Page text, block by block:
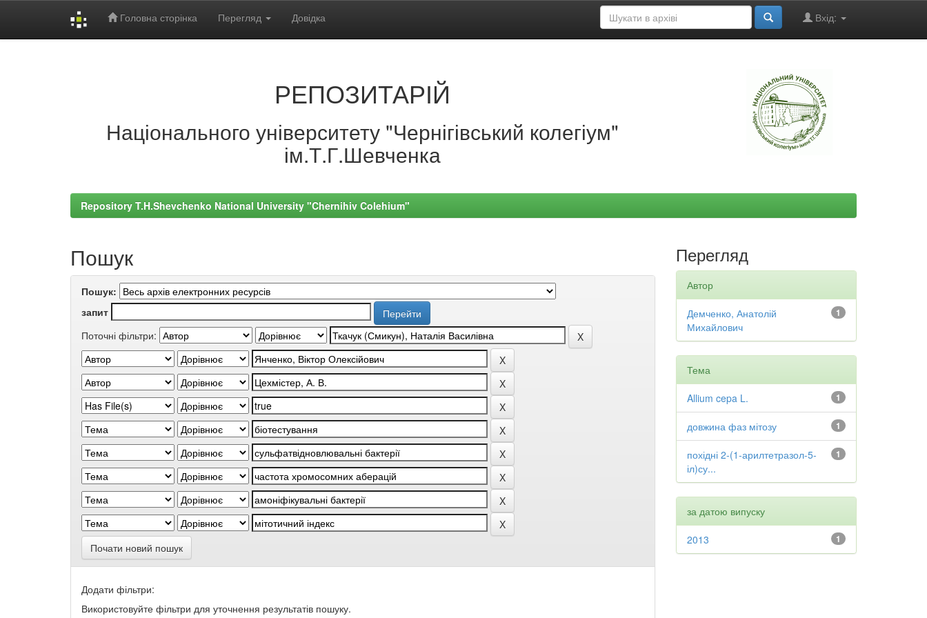
Головна сторінка Перегляд Довідка Вхід:
РЕПОЗИТАРІЙ
Національного університету "Чернігівський колегіум"
ім.Т.Г.Шевченка
Repository T.H.Shevchenko National University "Chernihiv Colehium"
Пошук
Пошук:
запит
Поточні фільтри:
Почати новий пошук
Додати фільтри:
Використовуйте фільтри для уточнення результатів пошуку.
Перегляд
Автор
1
Демченко, Анатолій
Михайлович
Тема
1
Allium cepa L.
1
довжина фаз мітозу
1
похідні 2-(1-арилтетразол-5-
іл)су...
за датою випуску
1
2013